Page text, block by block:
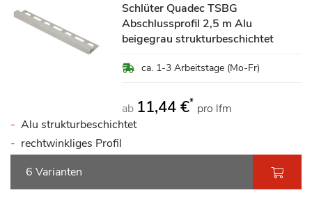
Schlüter Quadec TSBG
Abschlussprofil 2,5 m Alu
beigegrau strukturbeschichtet
ca. 1-3 Arbeitstage (Mo-Fr)
ab 11,44 €* pro lfm
Alu strukturbeschichtet
rechtwinkliges Profil
6 Varianten